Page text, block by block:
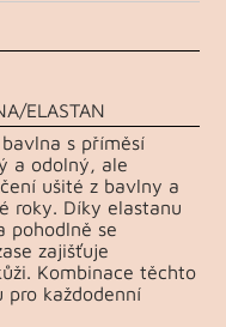
ELASTAN
s příměsí
a odolný, ale
ušité z bavlny a
roky. Díky elastanu
pohodlně se
zajišťuje
Kombinace těchto
pro každodenní